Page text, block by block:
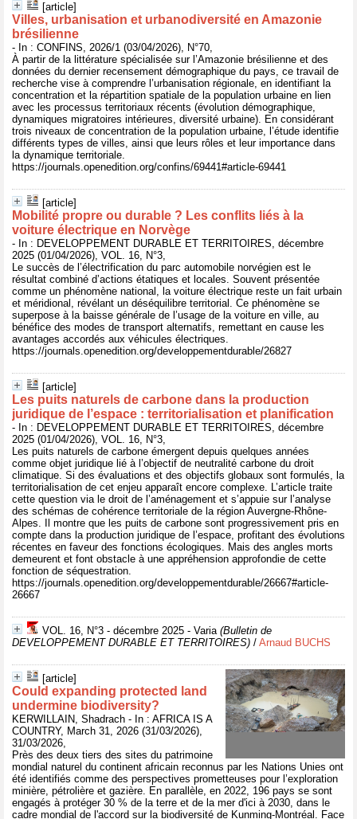
[article]
Villes, urbanisation et urbanodiversité en Amazonie
brésilienne
- In : CONFINS, 2026/1 (03/04/2026), N°70,
À partir de la littérature spécialisée sur l’Amazonie brésilienne et des
données du dernier recensement démographique du pays, ce travail de
recherche vise à comprendre l’urbanisation régionale, en identifiant la
concentration et la répartition spatiale de la population urbaine en lien
avec les processus territoriaux récents (évolution démographique,
dynamiques migratoires intérieures, diversité urbaine). En considérant
trois niveaux de concentration de la population urbaine, l’étude identifie
différents types de villes, ainsi que leurs rôles et leur importance dans
la dynamique territoriale.
https://journals.openedition.org/confins/69441#article-69441
[article]
Mobilité propre ou durable ? Les conflits liés à la
voiture électrique en Norvège
- In : DEVELOPPEMENT DURABLE ET TERRITOIRES, décembre
2025 (01/04/2026), VOL. 16, N°3,
Le succès de l’électrification du parc automobile norvégien est le
résultat combiné d’actions étatiques et locales. Souvent présentée
comme un phénomène national, la voiture électrique reste un fait urbain
et méridional, révélant un déséquilibre territorial. Ce phénomène se
superpose à la baisse générale de l’usage de la voiture en ville, au
bénéfice des modes de transport alternatifs, remettant en cause les
avantages accordés aux véhicules électriques.
https://journals.openedition.org/developpementdurable/26827
[article]
Les puits naturels de carbone dans la production
juridique de l’espace : territorialisation et planification
- In : DEVELOPPEMENT DURABLE ET TERRITOIRES, décembre
2025 (01/04/2026), VOL. 16, N°3,
Les puits naturels de carbone émergent depuis quelques années
comme objet juridique lié à l’objectif de neutralité carbone du droit
climatique. Si des évaluations et des objectifs globaux sont formulés, la
territorialisation de cet enjeu apparaît encore complexe. L’article traite
cette question via le droit de l’aménagement et s’appuie sur l’analyse
des schémas de cohérence territoriale de la région Auvergne-Rhône-
Alpes. Il montre que les puits de carbone sont progressivement pris en
compte dans la production juridique de l’espace, profitant des évolutions
récentes en faveur des fonctions écologiques. Mais des angles morts
demeurent et font obstacle à une appréhension approfondie de cette
fonction de séquestration.
https://journals.openedition.org/developpementdurable/26667#article-
26667
VOL. 16, N°3 - décembre 2025 - Varia(Bulletin de
DEVELOPPEMENT DURABLE ET TERRITOIRES) / Arnaud BUCHS
[article]
Could expanding protected land
undermine biodiversity?
KERWILLAIN, Shadrach - In : AFRICA IS A
COUNTRY, March 31, 2026 (31/03/2026),
31/03/2026,
Près des deux tiers des sites du patrimoine
mondial naturel du continent africain reconnus par les Nations Unies ont
été identifiés comme des perspectives prometteuses pour l’exploration
minière, pétrolière et gazière. En parallèle, en 2022, 196 pays se sont
engagés à protéger 30 % de la terre et de la mer d'ici à 2030, dans le
cadre mondial de l'accord sur la biodiversité de Kunming-Montréal. Face